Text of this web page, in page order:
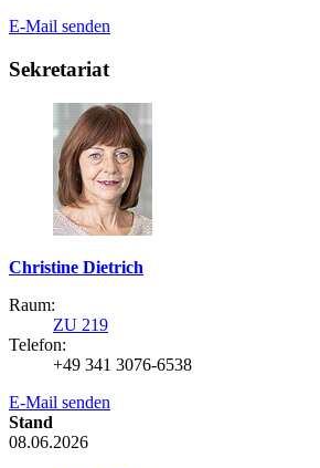
E-Mail senden
Sekretariat
Christine Dietrich
Raum:
ZU 219
Telefon:
+49 341 3076-6538
E-Mail senden
Stand
08.06.2026